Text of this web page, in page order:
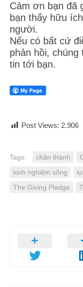
Cảm ơn bạn đã
bạn thấy hữu
người.
Nếu có bất cứ
phản hồi, chúng
tin tới bạn.
Post Views: 2.906
Tags: chân thành
kinh nghiệm sống
The Giving Pledge